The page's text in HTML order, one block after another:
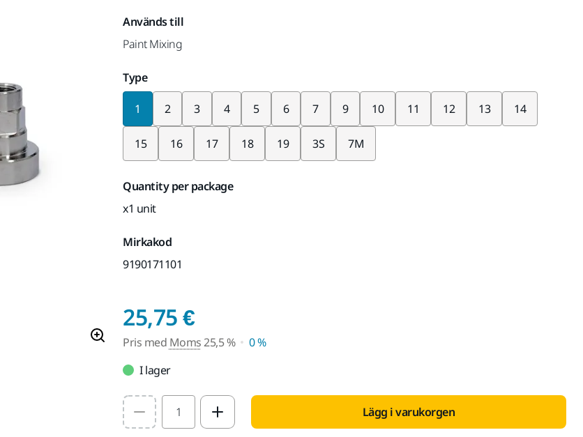
Används till
Paint Mixing
Type
1 2 3 4 5 6 7 9 10 11 12 13 14
15 16 17 18 19 3S 7M
Quantity per package
x1 unit
Mirkakod
9190171101
25,75 €Pris med Moms 25,5 %
Pris med Moms25,5 %
0 %
I lager
Select quantity value Lägg i varukorgen